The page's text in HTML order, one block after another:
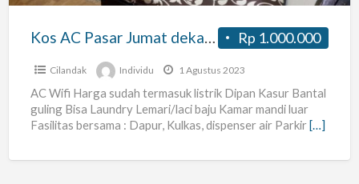
tinggal
kamar
Rp 1.000.000
Kos AC Pasar Jumat dekat MRT Lebak Bulus tinggal 1 kamar
Cilandak Individu 1 Agustus 2023
AC Wifi Harga sudah termasuk listrik Dipan Kasur Bantal
guling Bisa Laundry Lemari/laci baju Kamar mandi luar
Fasilitas bersama : Dapur, Kulkas, dispenser air Parkir[…]